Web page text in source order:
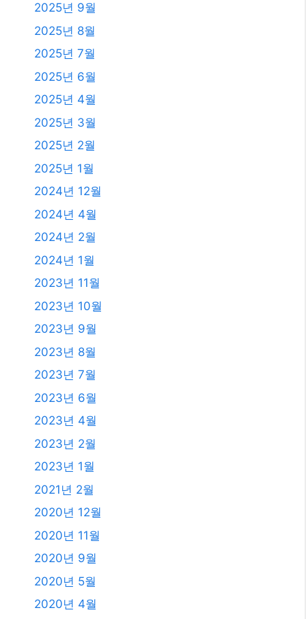
2025년 9월
2025년 8월
2025년 7월
2025년 6월
2025년 4월
2025년 3월
2025년 2월
2025년 1월
2024년 12월
2024년 4월
2024년 2월
2024년 1월
2023년 11월
2023년 10월
2023년 9월
2023년 8월
2023년 7월
2023년 6월
2023년 4월
2023년 2월
2023년 1월
2021년 2월
2020년 12월
2020년 11월
2020년 9월
2020년 5월
2020년 4월